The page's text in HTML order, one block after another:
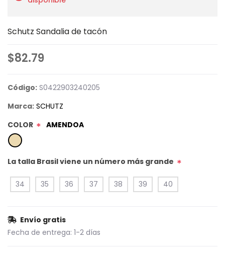
Schutz Sandalia de tacón
$82.79
Código: S0422903240205
Marca: SCHUTZ
COLOR * AMENDOA
La talla Brasil viene un número más grande *
34 35 36 37 38 39 40
Envío gratis
Fecha de entrega: 1-2 días